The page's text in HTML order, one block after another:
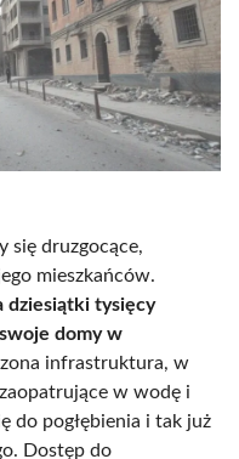
się druzgocące,
mieszkańców.
dziesiątki tysięcy
domy w
infrastruktura, w
w wodę i
do pogłębienia i tak już
Dostęp do